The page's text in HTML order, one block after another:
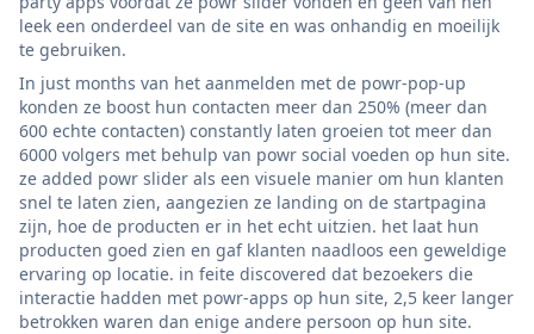
leek een onderdeel van de site en was onhandig en moeilijk
te gebruiken.
In just months van het aanmelden met de powr-pop-up
konden ze boost hun contacten meer dan 250% (meer dan
600 echte contacten) constantly laten groeien tot meer dan
6000 volgers met behulp van powr social voeden op hun site.
ze added powr slider als een visuele manier om hun klanten
snel te laten zien, aangezien ze landing on de startpagina
zijn, hoe de producten er in het echt uitzien. het laat hun
producten goed zien en gaf klanten naadloos een geweldige
ervaring op locatie. in feite discovered dat bezoekers die
interactie hadden met powr-apps op hun site, 2,5 keer langer
betrokken waren dan enige andere persoon op hun site.